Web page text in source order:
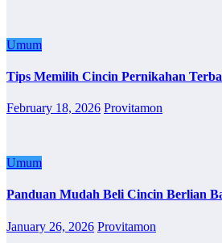
Umum
Tips Memilih Cincin Pernikahan
February 18, 2026 Provitamon
Umum
Panduan Mudah Beli Cincin Berlian
January 26, 2026 Provitamon